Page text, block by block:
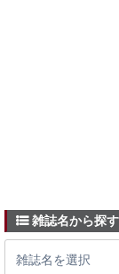
雑誌名から探す